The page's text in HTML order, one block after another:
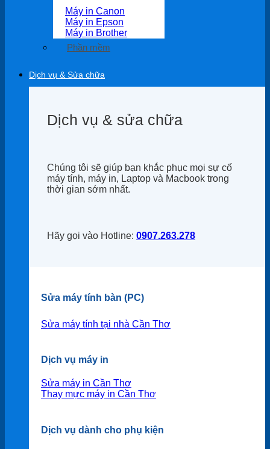
Máy in Canon
Máy in Epson
Máy in Brother
Phần mềm
Dịch vụ & Sửa chữa
Dịch vụ & sửa chữa
Chúng tôi sẽ giúp bạn khắc phục mọi sự cố
máy tính, máy in, Laptop và Macbook trong
thời gian sớm nhất.
Hãy gọi vào Hotline: 0907.263.278
Sửa máy tính bàn (PC)
Sửa máy tính tại nhà Cần Thơ
Dịch vụ máy in
Sửa máy in Cần Thơ
Thay mực máy in Cần Thơ
Dịch vụ dành cho phụ kiện